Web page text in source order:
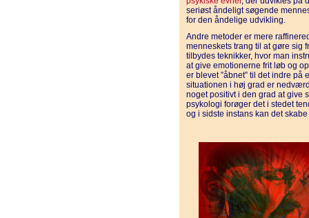
seriøst åndeligt søgende
for den åndelige udvikling.
Andre metoder er mere
menneskets trang til at gøre sig
tilbydes teknikker, hvor man
at give emotionerne frit løb og
er blevet ”åbnet” til det indre på
situationen i høj grad er
noget positivt i den grad at give
psykologi forøger det i stedet
og i sidste instans kan det